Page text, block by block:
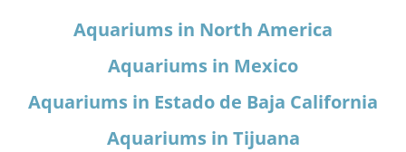
Aquariums in North America
Aquariums in Mexico
Aquariums in Estado de Baja California
Aquariums in Tijuana